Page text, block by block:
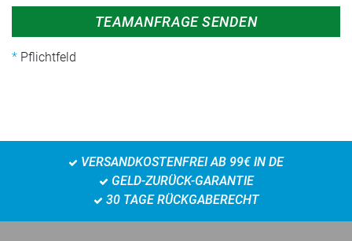
TEAMANFRAGE SENDEN
Pflichtfeld
VERSANDKOSTENFREI AB 99€ IN DE
GELD-ZURÜCK-GARANTIE
30 TAGE RÜCKGABERECHT